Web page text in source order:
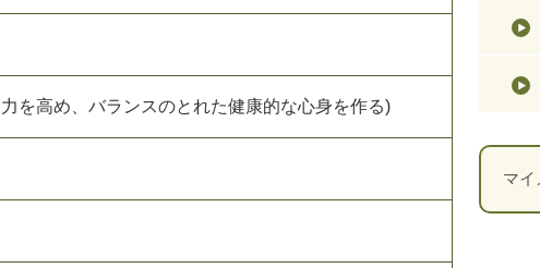
を高め、バランスのとれた健康的な心身を作る)